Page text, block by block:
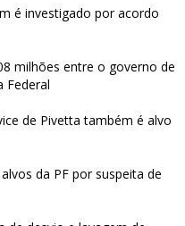
é investigado por acordo
milhões entre o governo de
Federal
de Pivetta também é alvo
da PF por suspeita de